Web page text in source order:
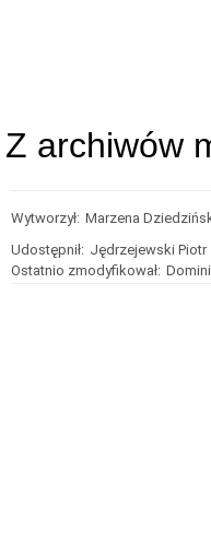
Z archiwów
Wytworzył: Marzena
Udostępnił: Jędrzejewski Piotr
Ostatnio zmodyfikował: